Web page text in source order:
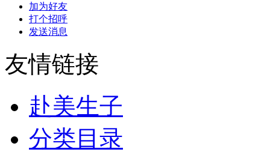
加为好友
打个招呼
发送消息
友情链接
赴美生子
分类目录